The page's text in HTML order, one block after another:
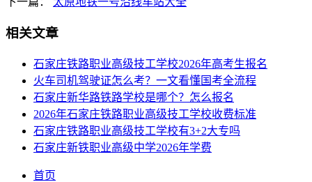
相关文章
石家庄铁路职业高级技工学校2026年高考生报名
火车司机驾驶证怎么考？一文看懂国考全流程
石家庄新华路铁路学校是哪个？怎么报名
2026年石家庄铁路职业高级技工学校收费标准
石家庄铁路职业高级技工学校有3+2大专吗
石家庄新铁职业高级中学2026年学费
首页